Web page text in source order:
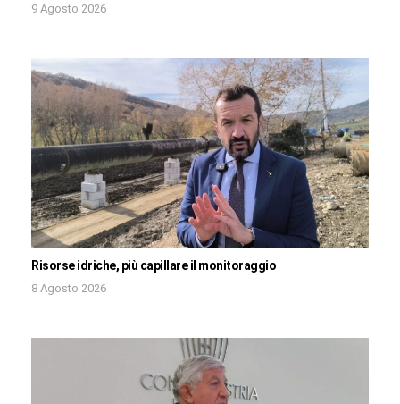
9 Agosto 2026
Risorse idriche, più capillare il monitoraggio
8 Agosto 2026